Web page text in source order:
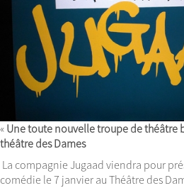
« Une toute nouvelle troupe de théâtre
théâtre des Dames
La compagnie Jugaad viendra pour
comédie le 7 janvier au Théâtre des